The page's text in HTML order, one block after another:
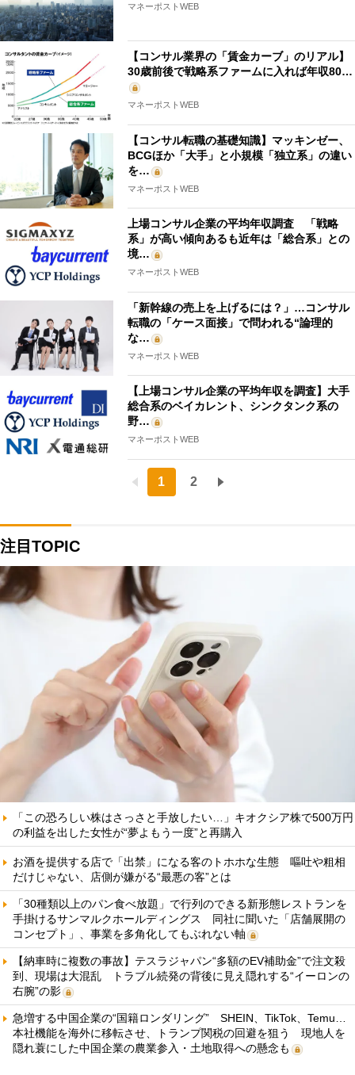
マネーポストWEB
【コンサル業界の「賃金カーブ」のリアル】
30歳前後で戦略系ファームに入れば年収80…
マネーポストWEB
【コンサル転職の基礎知識】マッキンゼー、
BCGほか「大手」と小規模「独立系」の違い
を…
マネーポストWEB
上場コンサル企業の平均年収調査 「戦略
系」が高い傾向あるも近年は「総合系」との
境…
マネーポストWEB
「新幹線の売上を上げるには？」…コンサル
転職の「ケース面接」で問われる“論理的
な…
マネーポストWEB
【上場コンサル企業の平均年収を調査】大手
総合系のベイカレント、シンクタンク系の
野…
マネーポストWEB
1 2
注目TOPIC
「この恐ろしい株はさっさと手放したい…」キオクシア株で500万円
の利益を出した女性が“夢よもう一度”と再購入
お酒を提供する店で「出禁」になる客のトホホな生態 嘔吐や粗相
だけじゃない、店側が嫌がる“最悪の客”とは
「30種類以上のパン食べ放題」で行列のできる新形態レストランを
手掛けるサンマルクホールディングス 同社に聞いた「店舗展開の
コンセプト」、事業を多角化してもぶれない軸
【納車時に複数の事故】テスラジャパン“多額のEV補助金”で注文殺
到、現場は大混乱 トラブル続発の背後に見え隠れする“イーロンの
右腕”の影
急増する中国企業の“国籍ロンダリング” SHEIN、TikTok、Temu…
本社機能を海外に移転させ、トランプ関税の回避を狙う 現地人を
隠れ蓑にした中国企業の農業参入・土地取得への懸念も